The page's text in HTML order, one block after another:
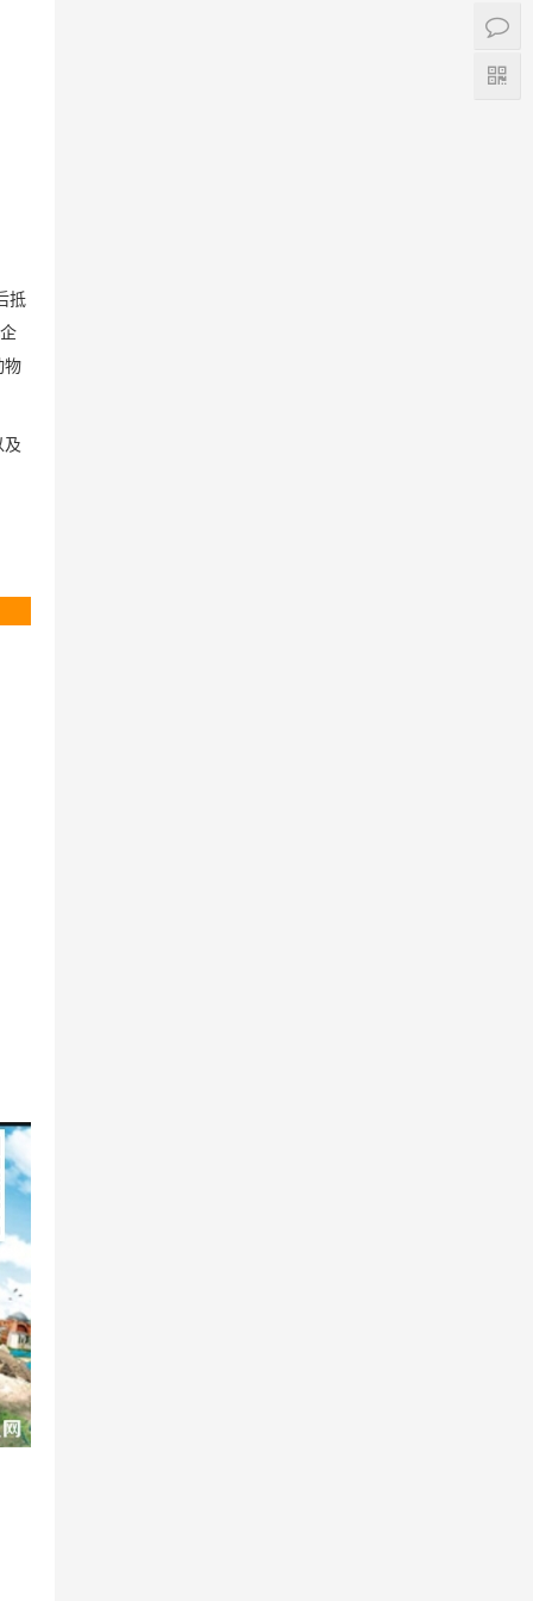
抵
物
及